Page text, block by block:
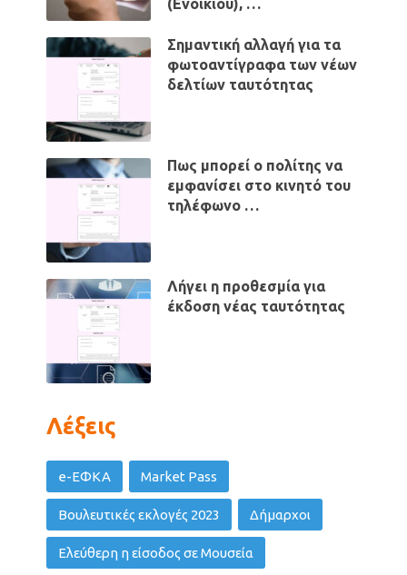
(Ενοικίου), …
Σημαντική αλλαγή για τα
φωτοαντίγραφα των νέων
δελτίων ταυτότητας
Πως μπορεί ο πολίτης να
εμφανίσει στο κινητό του
τηλέφωνο …
Λήγει η προθεσμία για
έκδοση νέας ταυτότητας
Λέξεις
e-ΕΦΚΑ Market Pass
Βουλευτικές εκλογές 2023 Δήμαρχοι
Ελεύθερη η είσοδος σε Μουσεία